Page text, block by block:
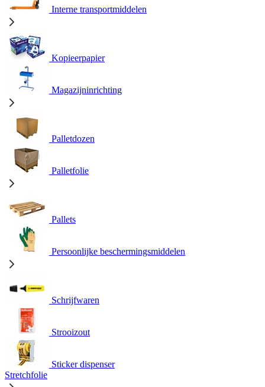
Interne transportmiddelen
Kopieerpapier
Magazijninrichting
Palletdozen
Palletfolie
Pallets
Persoonlijke beschermingsmiddelen
Schrijfwaren
Strooizout
Sticker dispenser
Stretchfolie